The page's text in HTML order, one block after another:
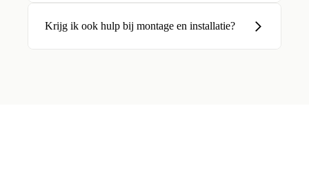
Krijg ik ook hulp bij montage en installatie?